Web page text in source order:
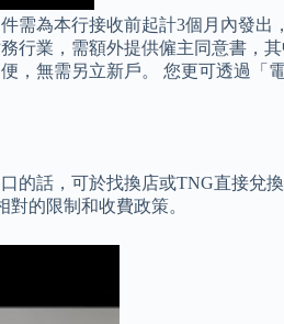
需為本行接收前起計3個月內發出
行業，需額外提供僱主同意書，
，無需另立新戶。 您更可透過「
的話，可於找換店或TNG直接兌
的限制和收費政策。